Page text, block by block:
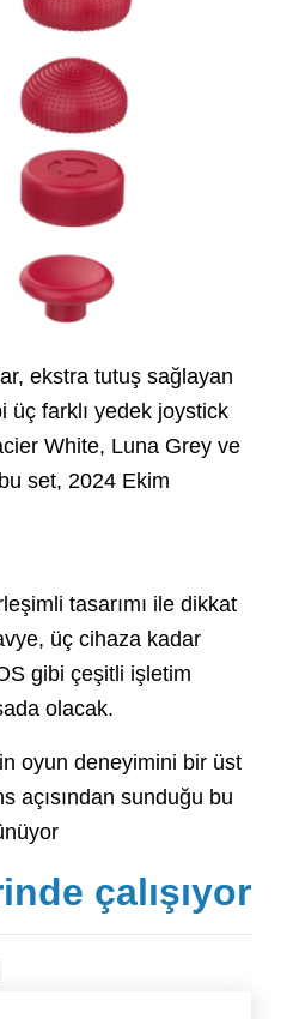
ekstra tutuş sağlayan
üç farklı yedek joystick
White, Luna Grey ve
set, 2024 Ekim
tasarımı ile dikkat
üç cihaza kadar
gibi çeşitli işletim
olacak.
oyun deneyimini bir üst
açısından sunduğu bu
çalışıyor